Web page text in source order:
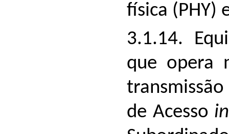
física (PHY)
3.1.14.
que opera
de Acesso